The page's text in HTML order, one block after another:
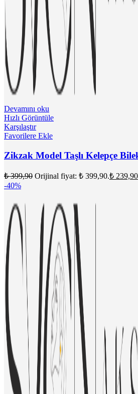
Devamını oku
Hızlı Görüntüle
Karşılaştır
Favorilere Ekle
Zikzak Model Taşlı Kelepçe
₺399,90 Orijinal fiyat: ₺ 399,90.₺ 239,90
-40%